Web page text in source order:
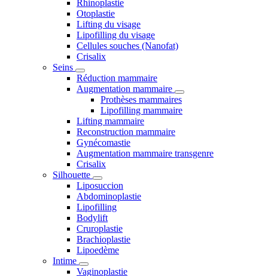
Rhinoplastie
Otoplastie
Lifting du visage
Lipofilling du visage
Cellules souches (Nanofat)
Crisalix
Seins
Réduction mammaire
Augmentation mammaire
Prothèses mammaires
Lipofilling mammaire
Lifting mammaire
Reconstruction mammaire
Gynécomastie
Augmentation mammaire transgenre
Crisalix
Silhouette
Liposuccion
Abdominoplastie
Lipofilling
Bodylift
Cruroplastie
Brachioplastie
Lipoedème
Intime
Vaginoplastie